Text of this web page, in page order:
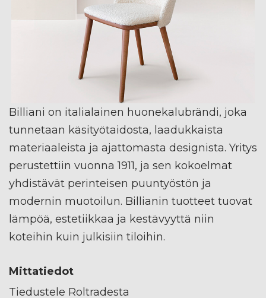
Billiani on italialainen huonekalubrändi, joka
tunnetaan käsityötaidosta, laadukkaista
materiaaleista ja ajattomasta designista. Yritys
perustettiin vuonna 1911, ja sen kokoelmat
yhdistävät perinteisen puuntyöstön ja
modernin muotoilun. Billianin tuotteet tuovat
lämpöä, estetiikkaa ja kestävyyttä niin
koteihin kuin julkisiin tiloihin.
Mittatiedot
Tiedustele Roltradesta